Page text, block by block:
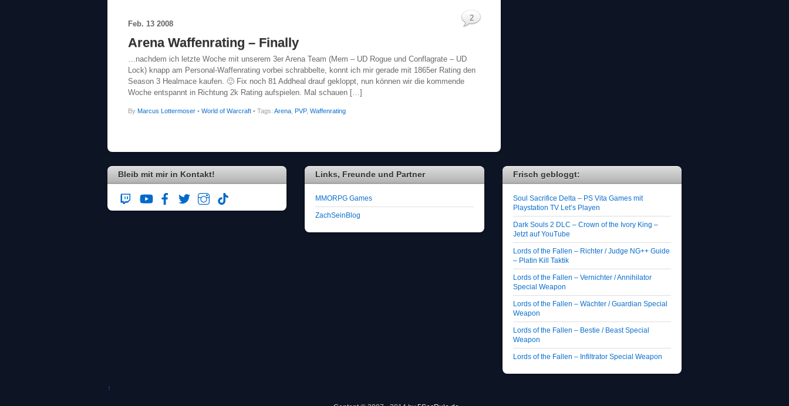
Feb. 13 2008
Arena Waffenrating – Finally
…nachdem ich letzte Woche mit unserem 3er Arena Team (Mem – UD Rogue und Conflagrate – UD
Lock) knapp am Personal-Waffenrating vorbei schrabbelte, konnt ich mir gerade mit 1865er Rating den
Season 3 Healmace kaufen. 🙂 Fix noch 81 Addheal drauf gekloppt, nun können wir die kommende
Woche entspannt in Richtung 2k Rating aufspielen. Mal schauen […]
By Marcus Lottermoser • World of Warcraft
2
• Tags: Arena PVP, Waffenrating
Bleib mit mir in Kontakt! Links, Freunde und Partner
MMORPG Games
ZachSeinBlog
Frisch gebloggt:
Soul Sacrifice Delta – PS Vita Games mit
Playstation TV Let’s Playen
Dark Souls 2 DLC – Crown of the Ivory King –
Jetzt auf YouTube
Lords of the Fallen – Richter / Judge NG++ Guide
– Platin Kill Taktik
Lords of the Fallen – Vernichter / Annihilator
Special Weapon
Lords of the Fallen – Wächter / Guardian Special
Weapon
Lords of the Fallen – Bestie / Beast Special
Weapon
Lords of the Fallen – Infiltrator Special Weapon
↑